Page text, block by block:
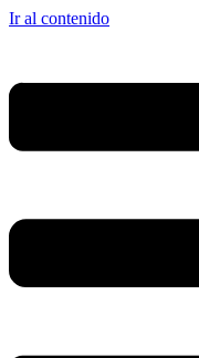
Ir al contenido